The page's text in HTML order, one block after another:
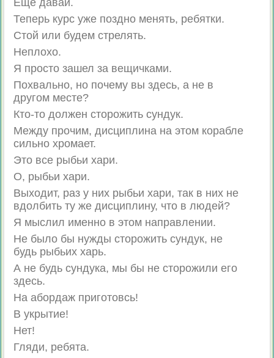
Еще давай.
Теперь курс уже поздно менять, ребятки.
Стой или будем стрелять.
Неплохо.
Я просто зашел за вещичками.
Похвально, но почему вы здесь, а не в
другом месте?
Кто-то должен сторожить сундук.
Между прочим, дисциплина на этом корабле
сильно хромает.
Это все рыбьи хари.
О, рыбьи хари.
Выходит, раз у них рыбьи хари, так в них не
вдолбить ту же дисциплину, что в людей?
Я мыслил именно в этом направлении.
Не было бы нужды сторожить сундук, не
будь рыбьих харь.
А не будь сундука, мы бы не сторожили его
здесь.
На абордаж приготовсь!
В укрытие!
Нет!
Гляди, ребята.